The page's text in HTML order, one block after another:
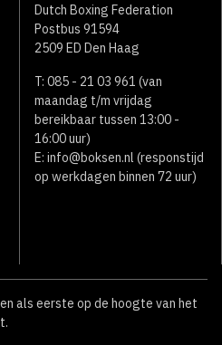
Dutch Boxing Federation
Postbus 91594
2509 ED Den Haag
T: 085 - 21 03 961 (van
maandag t/m vrijdag
bereikbaar tussen 13:00 -
16:00 uur)
E: info@boksen.nl (responstijd
op werkdagen binnen 72 uur)
als eerste op de hoogte van het